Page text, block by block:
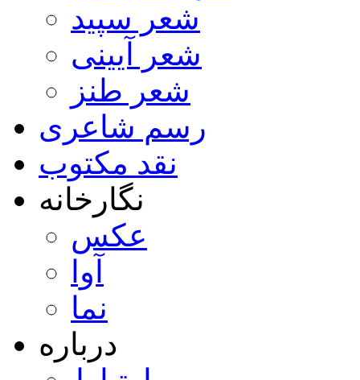
شعر سپید
شعر آیینی
شعر طنز
رسم شاعری
نقد مکتوب
نگارخانه
عکس
آوا
نما
درباره